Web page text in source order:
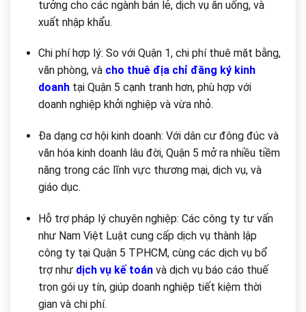
tưởng cho các ngành bán lẻ, dịch vụ ăn uống, và
xuất nhập khẩu.
Chi phí hợp lý: So với Quận 1, chi phí thuê mặt bằng,
văn phòng, và cho thuê địa chỉ đăng ký kinh
doanhtại Quận 5 cạnh tranh hơn, phù hợp với
doanh nghiệp khởi nghiệp và vừa nhỏ.
Đa dạng cơ hội kinh doanh: Với dân cư đông đúc và
văn hóa kinh doanh lâu đời, Quận 5 mở ra nhiều tiềm
năng trong các lĩnh vực thương mại, dịch vụ, và
giáo dục.
Hỗ trợ pháp lý chuyên nghiệp: Các công ty tư vấn
như Nam Việt Luật cung cấp dịch vụ thành lập
công ty tại Quận 5 TPHCM, cùng các dịch vụ bổ
trợ như dịch vụ kế toánvà dịch vụ báo cáo thuế
trọn gói uy tín, giúp doanh nghiệp tiết kiệm thời
gian và chi phí.